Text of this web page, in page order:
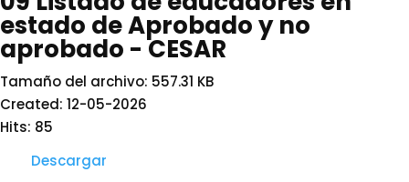
estado de Aprobado y no
aprobado - CESAR
Tamaño del archivo: 557.31 KB
Created: 12-05-2026
Hits: 85
Descargar